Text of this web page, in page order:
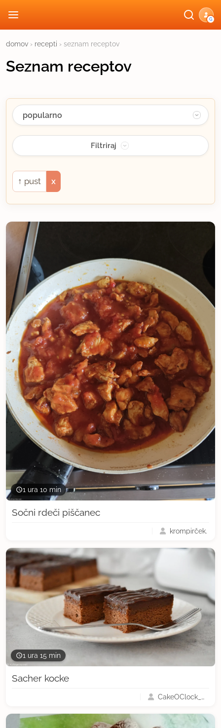
G
domov › recepti › seznam receptov
Seznam receptov
↑ pust x
1 ura 10 min
Sočni rdeči piščanec
krompirček.
1 ura 15 min
Sacher kocke
CakeOClock_Urška